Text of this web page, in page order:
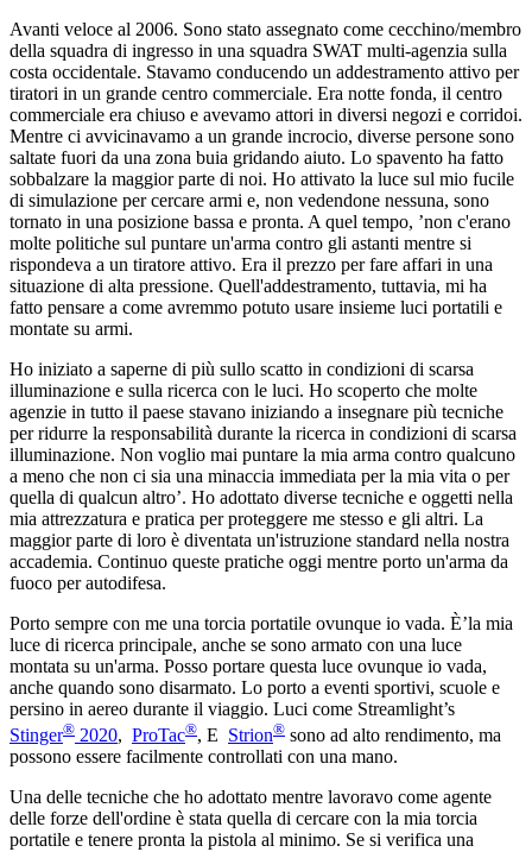
Avanti veloce al 2006. Sono stato assegnato come cecchino/membro
della squadra di ingresso in una squadra SWAT multi-agenzia sulla
costa occidentale. Stavamo conducendo un addestramento attivo per
tiratori in un grande centro commerciale. Era notte fonda, il centro
commerciale era chiuso e avevamo attori in diversi negozi e corridoi.
Mentre ci avvicinavamo a un grande incrocio, diverse persone sono
saltate fuori da una zona buia gridando aiuto. Lo spavento ha fatto
sobbalzare la maggior parte di noi. Ho attivato la luce sul mio fucile
di simulazione per cercare armi e, non vedendone nessuna, sono
tornato in una posizione bassa e pronta. A quel tempo, ’non c'erano
molte politiche sul puntare un'arma contro gli astanti mentre si
rispondeva a un tiratore attivo. Era il prezzo per fare affari in una
situazione di alta pressione. Quell'addestramento, tuttavia, mi ha
fatto pensare a come avremmo potuto usare insieme luci portatili e
montate su armi.
Ho iniziato a saperne di più sullo scatto in condizioni di scarsa
illuminazione e sulla ricerca con le luci. Ho scoperto che molte
agenzie in tutto il paese stavano iniziando a insegnare più tecniche
per ridurre la responsabilità durante la ricerca in condizioni di scarsa
illuminazione. Non voglio mai puntare la mia arma contro qualcuno
a meno che non ci sia una minaccia immediata per la mia vita o per
quella di qualcun altro’. Ho adottato diverse tecniche e oggetti nella
mia attrezzatura e pratica per proteggere me stesso e gli altri. La
maggior parte di loro è diventata un'istruzione standard nella nostra
accademia. Continuo queste pratiche oggi mentre porto un'arma da
fuoco per autodifesa.
Porto sempre con me una torcia portatile ovunque io vada. È’la mia
luce di ricerca principale, anche se sono armato con una luce
montata su un'arma. Posso portare questa luce ovunque io vada,
anche quando sono disarmato. Lo porto a eventi sportivi, scuole e
persino in aereo durante il viaggio. Luci come Streamlight’s
Stinger® 2020, ProTac®, E Strion® sono ad alto rendimento, ma
possono essere facilmente controllati con una mano.
Una delle tecniche che ho adottato mentre lavoravo come agente
delle forze dell'ordine è stata quella di cercare con la mia torcia
portatile e tenere pronta la pistola al minimo. Se si verifica una